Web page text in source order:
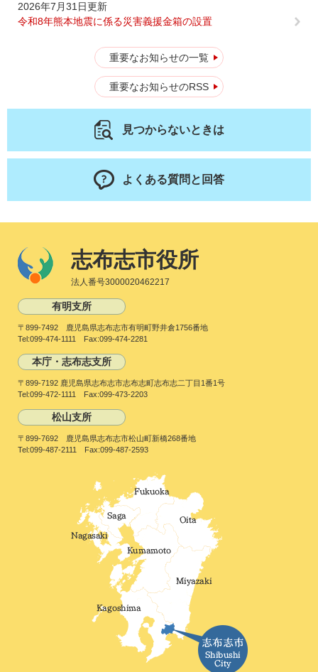
2026年7月31日更新
令和8年熊本地震に係る災害義援金箱の設置
重要なお知らせの一覧
重要なお知らせのRSS
見つからないときは
よくある質問と回答
志布志市役所
法人番号3000020462217
有明支所
〒899-7492 鹿児島県志布志市有明町野井倉1756番地
Tel:099-474-1111 Fax:099-474-2281
本庁・志布志支所
〒899-7192 鹿児島県志布志市志布志町志布志二丁目1番1号
Tel:099-472-1111 Fax:099-473-2203
松山支所
〒899-7692 鹿児島県志布志市松山町新橋268番地
Tel:099-487-2111 Fax:099-487-2593